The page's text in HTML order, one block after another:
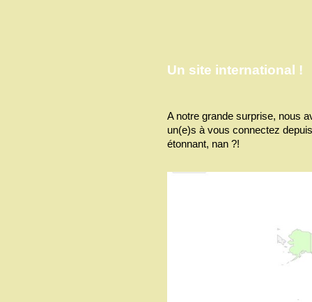
Un site international !
A notre grande surprise, nous
un(e)s à vous connectez
étonnant, nan ?!